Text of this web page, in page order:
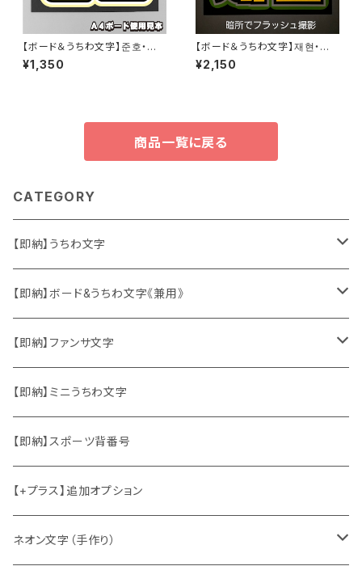
【ボード＆うちわ文字】준호・ジュ
ノ③ 即納 【2PM】
¥1,350
【ボード＆うちわ文字】재현・ジェ
ヒョン③(反射シート) 【NCT】
¥2,150
商品一覧に戻る
CATEGORY
【即納】うちわ文字
ソロ・歌手&タレント
韓国ソロ・歌手&タレント
東方神起
竜宮城
2PM
ATEEZ
【即納】ボード&うちわ文字《兼用》
ソロ・歌手&タレント
韓国ソロ・歌手&タレント
東方神起
2PM
ASTRO
【即納】ファンサ文字
日本語&英語
ハングル
中国語
【即納】ミニうちわ文字
【即納】スポーツ背番号
【+プラス】追加オプション
ネオン文字（手作り）